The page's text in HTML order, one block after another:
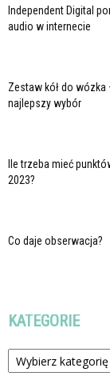
Independent Digital
audio w internecie
Zestaw kół do wózka
najlepszy wybór
Ile trzeba mieć
2023?
Co daje obserwacja?
KATEGORIE
Kategorie